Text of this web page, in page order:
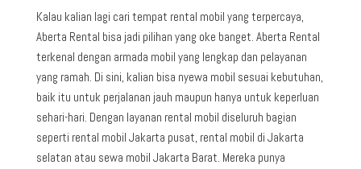
Kalau kalian lagi cari tempat rental mobil yang terpercaya,
Aberta Rental bisa jadi pilihan yang oke banget. Aberta Rental
terkenal dengan armada mobil yang lengkap dan pelayanan
yang ramah. Di sini, kalian bisa nyewa mobil sesuai kebutuhan,
baik itu untuk perjalanan jauh maupun hanya untuk keperluan
sehari-hari. Dengan layanan rental mobil diseluruh bagian
seperti rental mobil Jakarta pusat, rental mobil di Jakarta
selatan atau sewa mobil Jakarta Barat. Mereka punya